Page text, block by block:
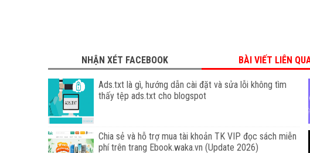
NHẬN XÉT FACEBOOK BÀI VIẾT LIÊN
Ads.txt là gì, hướng dẫn cài đặt và sửa lỗi không tìm
thấy tệp ads.txt cho blogspot
Chia sẻ và hỗ trợ mua tài khoản TK VIP đọc sách miễn
phí trên trang Ebook.waka.vn (Update 2026)